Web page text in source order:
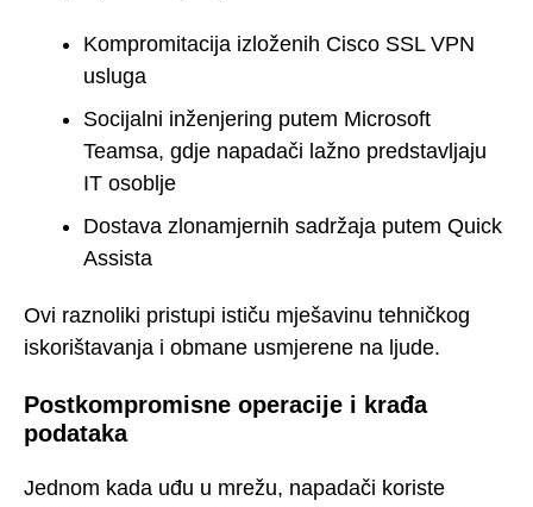
Kompromitacija izloženih Cisco SSL VPN
usluga
Socijalni inženjering putem Microsoft
Teamsa, gdje napadači lažno predstavljaju
IT osoblje
Dostava zlonamjernih sadržaja putem Quick
Assista
Ovi raznoliki pristupi ističu mješavinu tehničkog
iskorištavanja i obmane usmjerene na ljude.
Postkompromisne operacije i krađa
podataka
Jednom kada uđu u mrežu, napadači koriste